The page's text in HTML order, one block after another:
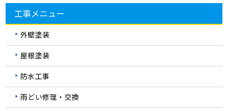
工事メニュー
外壁塗装
屋根塗装
防水工事
雨どい修理・交換